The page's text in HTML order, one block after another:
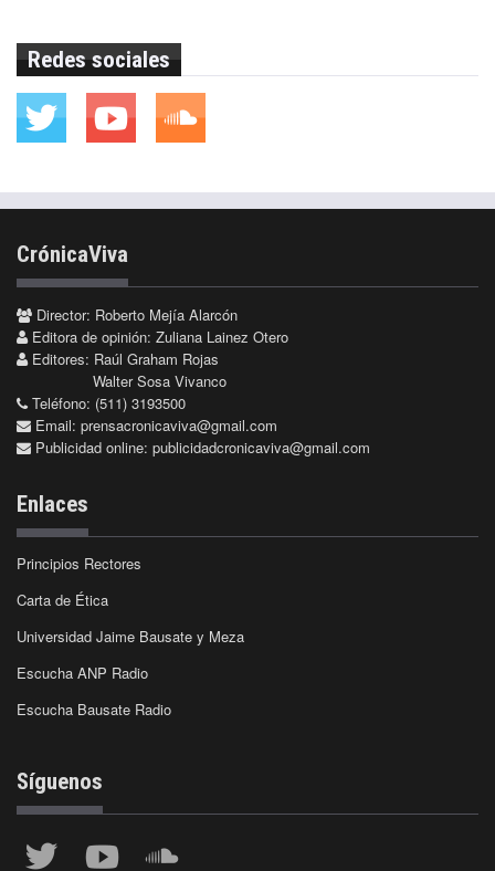
Redes sociales
CrónicaViva
Director: Roberto Mejía Alarcón
Editora de opinión: Zuliana Lainez Otero
Editores: Raúl Graham Rojas
Walter Sosa Vivanco
Teléfono: (511) 3193500
Email: prensacronicaviva@gmail.com
Publicidad online: publicidadcronicaviva@gmail.com
Enlaces
Principios Rectores
Carta de Ética
Universidad Jaime Bausate y Meza
Escucha ANP Radio
Escucha Bausate Radio
Síguenos